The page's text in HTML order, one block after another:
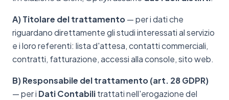
A) Titolare del trattamento— per i dati che
riguardano direttamente gli studi interessati al servizio
e i loro referenti: lista d'attesa, contatti commerciali,
contratti, fatturazione, accessi alla console, sito web.
B) Responsabile del trattamento (art. 28 GDPR)
— per i Dati Contabilitrattati nell'erogazione del